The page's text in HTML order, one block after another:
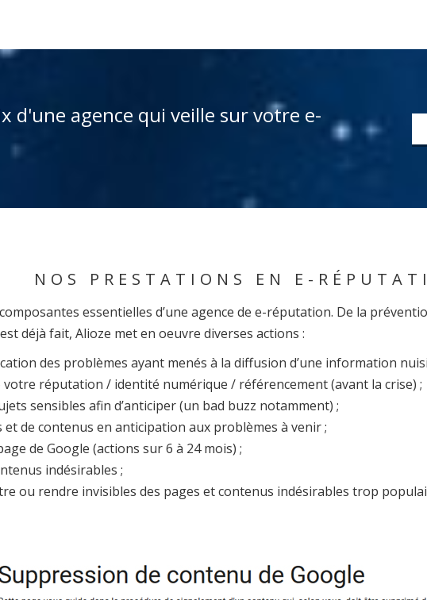
d'une agence qui veille sur votre e-
NOS PRESTATIONS EN E-
essentielles d’une agence de e-réputation. De la
déjà fait, Alioze met en oeuvre diverses actions :
des problèmes ayant menés à la diffusion d’une information
réputation / identité numérique / référencement (avant la crise) ;
sensibles afin d’anticiper (un bad buzz notamment) ;
et de contenus en anticipation aux problèmes à venir ;
de Google (actions sur 6 à 24 mois) ;
indésirables ;
ou rendre invisibles des pages et contenus indésirables trop